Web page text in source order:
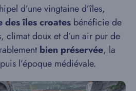
d’une vingtaine d’îles,
des îles croates bénéficie de
climat doux et d’un air pur de
bien préservée, la
l’époque médiévale.